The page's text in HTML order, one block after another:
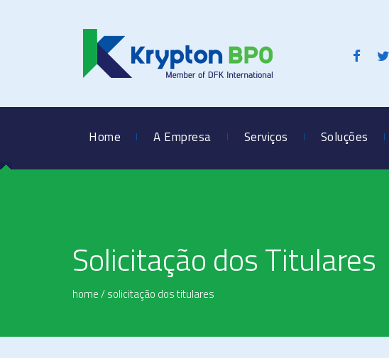
Home A Empresa Serviços Soluções
Solicitação dos Titulares
home/solicitação dos titulares